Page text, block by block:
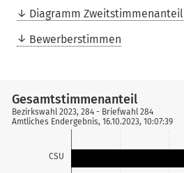
Diagramm Zweitstimmenanteil
Bewerberstimmen
CSU
Gesamtstimmenanteil
Bezirkswahl 2023, 284 - Briefwahl 284
Amtliches Endergebnis, 16.10.2023, 10:07:39